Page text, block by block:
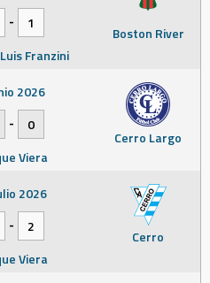
Boston River
-
1
Franzini
Cerro Largo
2026
-
0
Viera
Cerro
2026
-
2
Viera